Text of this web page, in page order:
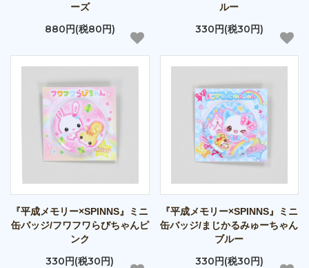
ーズ
880円(税80円)
ルー
330円(税30円)
『平成メモリー×SPINNS』ミニ
缶バッジ/フワフワらびちゃんピ
ンク
330円(税30円)
『平成メモリー×SPINNS』ミニ
缶バッジ/まじかるみゅーちゃん
ブルー
330円(税30円)